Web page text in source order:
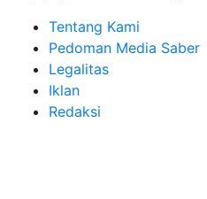
Tentang Kami
Pedoman Media Saber
Legalitas
Iklan
Redaksi